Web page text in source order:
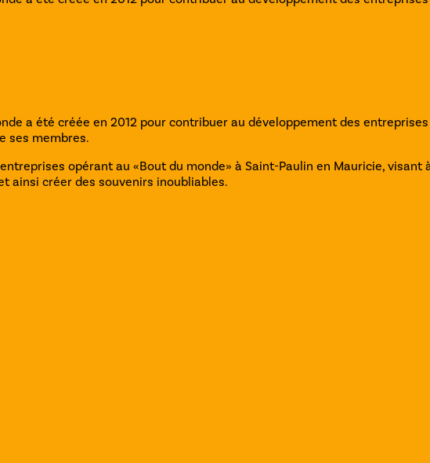
a été créée en 2012 pour contribuer au développement des
ses membres.
opérant au «Bout du monde» à Saint-Paulin en Mauricie,
ainsi créer des souvenirs inoubliables.